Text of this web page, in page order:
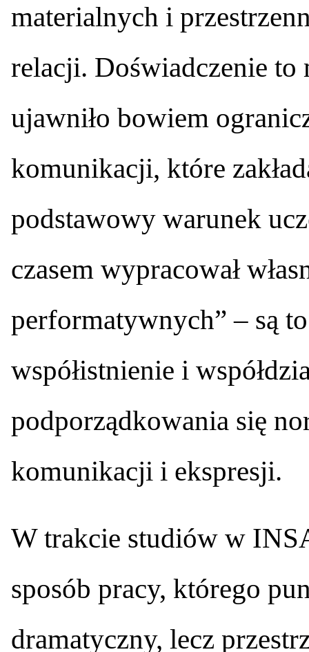
materialnych i
relacji. Doświadczenie to
ujawniło bowiem
komunikacji, które
podstawowy warunek
czasem wypracował
performatywnych” – są
współistnienie i
podporządkowania się
komunikacji i ekspresji.
W trakcie studiów w
sposób pracy, którego
dramatyczny, lecz